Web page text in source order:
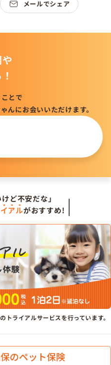
メールでシェア
とで
んにお会いいただけます。
ど不安だな」
アルがおすすめ!
トライアルサービスを行っています。